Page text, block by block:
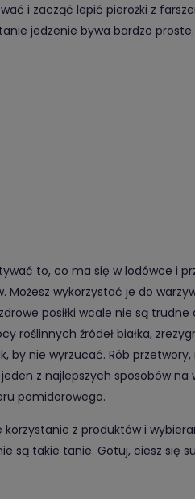
i zacząć lepić pierożki z
jedzenie bywa bardzo
to, co ma się w lodówce i
wykorzystać je do
posiłki wcale nie są trudne
roślinnych źródeł białka,
by nie wyrzucać. Rób
z najlepszych sposobów na
pomidorowego.
z produktów i
są takie tanie. Gotuj, ciesz się